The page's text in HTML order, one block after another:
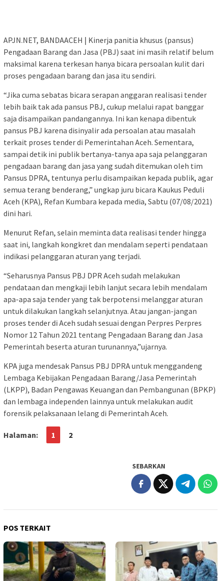
APJN.NET, BANDAACEH | Kinerja panitia khusus (pansus)
Pengadaan Barang dan Jasa (PBJ) saat ini masih relatif belum
maksimal karena terkesan hanya bicara persoalan kulit dari
proses pengadaan barang dan jasa itu sendiri.
“Jika cuma sebatas bicara serapan anggaran realisasi tender
lebih baik tak ada pansus PBJ, cukup melalui rapat banggar
saja disampaikan pandangannya. Ini kan kenapa dibentuk
pansus PBJ karena disinyalir ada persoalan atau masalah
terkait proses tender di Pemerintahan Aceh. Sementara,
sampai detik ini publik bertanya-tanya apa saja pelanggaran
pengadaan barang dan jasa yang sudah ditemukan oleh tim
Pansus DPRA, tentunya perlu disampaikan kepada publik, agar
semua terang benderang,” ungkap juru bicara Kaukus Peduli
Aceh (KPA), Refan Kumbara kepada media, Sabtu (07/08/2021)
dini hari.
Menurut Refan, selain meminta data realisasi tender hingga
saat ini, langkah kongkret dan mendalam seperti pendataan
indikasi pelanggaran aturan yang terjadi.
“Seharusnya Pansus PBJ DPR Aceh sudah melakukan
pendataan dan mengkaji lebih lanjut secara lebih mendalam
apa-apa saja tender yang tak berpotensi melanggar aturan
untuk dilakukan langkah selanjutnya. Atau jangan-jangan
proses tender di Aceh sudah sesuai dengan Perpres Perpres
Nomor 12 Tahun 2021 tentang Pengadaan Barang dan Jasa
Pemerintah beserta aturan turunannya,”ujarnya.
KPA juga mendesak Pansus PBJ DPRA untuk menggandeng
Lembaga Kebijakan Pengadaan Barang/Jasa Pemerintah
(LKPP), Badan Pengawas Keuangan dan Pembangunan (BPKP)
dan lembaga independen lainnya untuk melakukan audit
forensik pelaksanaan lelang di Pemerintah Aceh.
Halaman: 1 2
SEBARKAN
POS TERKAIT